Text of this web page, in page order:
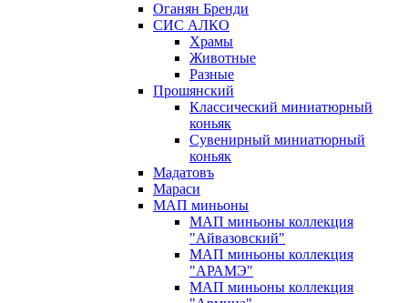
Оганян Бренди
СИС АЛКО
Храмы
Животные
Разные
Прошянский
Классический миниатюрный
коньяк
Сувенирный миниатюрный
коньяк
Мадатовъ
Мараси
МАП миньоны
МАП миньоны коллекция
"Айвазовский"
МАП миньоны коллекция
"АРАМЭ"
МАП миньоны коллекция